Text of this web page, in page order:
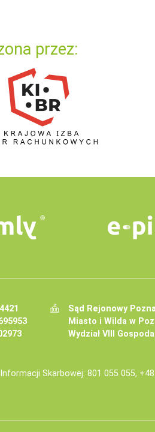
przez:
Sąd Rejonowy
Miasto i Wilda w
Wydział VIII
Skarbowej: 801 055 055,